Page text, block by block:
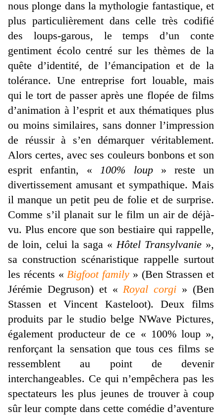
nous plonge dans la mythologie fantastique, et
plus particulièrement dans celle très codifié
des loups-garous, le temps d’un conte
gentiment écolo centré sur les thèmes de la
quête d’identité, de l’émancipation et de la
tolérance. Une entreprise fort louable, mais
qui le tort de passer après une flopée de films
d’animation à l’esprit et aux thématiques plus
ou moins similaires, sans donner l’impression
de réussir à s’en démarquer véritablement.
Alors certes, avec ses couleurs bonbons et son
esprit enfantin, « 100% loup» reste un
divertissement amusant et sympathique. Mais
il manque un petit peu de folie et de surprise.
Comme s’il planait sur le film un air de déjà-
vu. Plus encore que son bestiaire qui rappelle,
de loin, celui la saga «Hôtel Transylvanie »,
sa construction scénaristique rappelle surtout
les récents «Bigfoot family » (Ben Strassen et
Jérémie Degruson) et «Royal corgi » (Ben
Stassen et Vincent Kasteloot). Deux films
produits par le studio belge NWave Pictures,
également producteur de ce « 100% loup »,
renforçant la sensation que tous ces films se
ressemblent au point de devenir
interchangeables. Ce qui n’empêchera pas les
spectateurs les plus jeunes de trouver à coup
sûr leur compte dans cette comédie d’aventure